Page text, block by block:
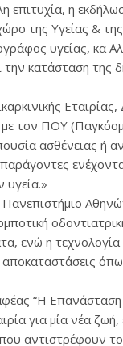
η
της Υγείας &
υγείας, κα
την κατάσταση
τον ΠΟΥ
ασθένειας
υγεία.»
ενώ η
“Η Επανάσταση
για μία νέα
αντιστρέφουν